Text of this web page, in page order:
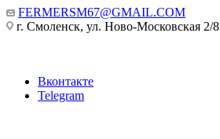
FERMERSM67@GMAIL.COM
г. Смоленск, ул. Ново-Московская 2/8
Вконтакте
Telegram